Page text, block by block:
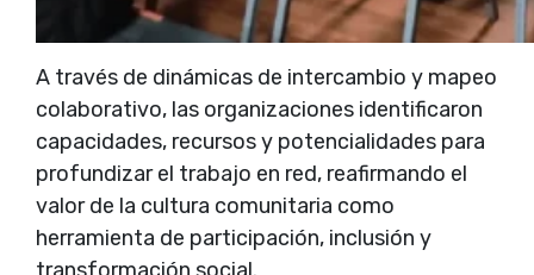
A través de dinámicas de intercambio y mapeo
colaborativo, las organizaciones identificaron
capacidades, recursos y potencialidades para
profundizar el trabajo en red, reafirmando el
valor de la cultura comunitaria como
herramienta de participación, inclusión y